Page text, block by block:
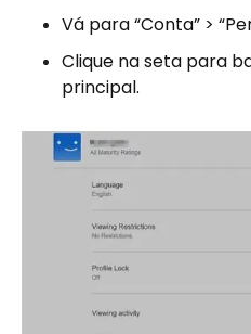
Vá para “Conta” >
Clique na seta para
principal.